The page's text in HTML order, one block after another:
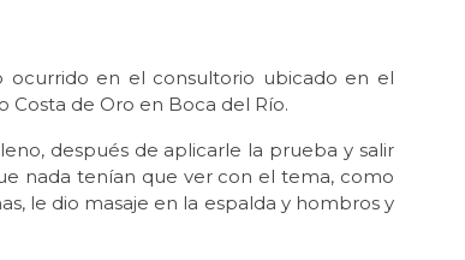
ocurrido en el consultorio ubicado en el
Costa de Oro en Boca del Río.
después de aplicarle la prueba y salir
nada tenían que ver con el tema, como
le dio masaje en la espalda y hombros y